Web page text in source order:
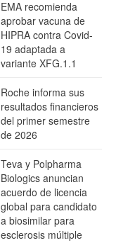
EMA recomienda
aprobar vacuna de
HIPRA contra Covid-
19 adaptada a
variante XFG.1.1
Roche informa sus
resultados financieros
del primer semestre
de 2026
Teva y Polpharma
Biologics anuncian
acuerdo de licencia
global para candidato
a biosimilar para
esclerosis múltiple